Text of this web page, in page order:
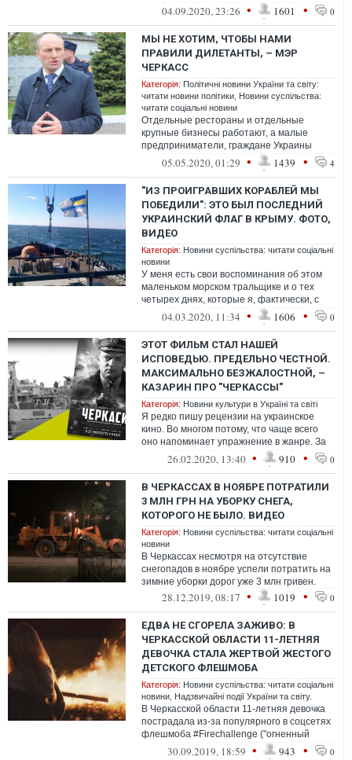
ночевать под навесом на автовокзале.
04.09.2020, 23:26 • 1601 • 0
МЫ НЕ ХОТИМ, ЧТОБЫ НАМИ
ПРАВИЛИ ДИЛЕТАНТЫ, – МЭР
ЧЕРКАСС
Категорія: Політичні новини України та світу:
читати новини політики Новини суспільства:
читати соціальні новини
Отдельные рестораны и отдельные
крупные бизнесы работают, а малые
предприниматели, граждане Украины
должны в этот период оставаться дома, не
05.05.2020, 01:29 • 1439 • 4
"ИЗ ПРОИГРАВШИХ КОРАБЛЕЙ МЫ
ПОБЕДИЛИ": ЭТО БЫЛ ПОСЛЕДНИЙ
УКРАИНСКИЙ ФЛАГ В КРЫМУ. ФОТО,
ВИДЕО
Категорія: Новини суспільства: читати соціальні
новини
У меня есть свои воспоминания об этом
маленьком морском тральщике и о тех
четырех днях, которые я, фактически, с
ним прожила. Они там, а я в редакции
04.03.2020, 11:34 • 1606 • 0
ЭТОТ ФИЛЬМ СТАЛ НАШЕЙ
ИСПОВЕДЬЮ. ПРЕДЕЛЬНО ЧЕСТНОЙ.
МАКСИМАЛЬНО БЕЗЖАЛОСТНОЙ, –
КАЗАРИН ПРО "ЧЕРКАССЫ"
Категорія: Новини культури в Україні та світі
Я редко пишу рецензии на украинское
кино. Во многом потому, что чаще всего
оно напоминает упражнение в жанре. За
последние полгода я посмотрел упражне...
26.02.2020, 13:40 • 910 • 0
В ЧЕРКАССАХ В НОЯБРЕ ПОТРАТИЛИ
3 МЛН ГРН НА УБОРКУ СНЕГА,
КОТОРОГО НЕ БЫЛО. ВИДЕО
Категорія: Новини суспільства: читати соціальні
новини
В Черкассах несмотря на отсутствие
снегопадов в ноябре успели потратить на
зимние уборки дорог уже 3 млн гривен.
28.12.2019, 08:17 • 1019 • 0
ЕДВА НЕ СГОРЕЛА ЗАЖИВО: В
ЧЕРКАССКОЙ ОБЛАСТИ 11-ЛЕТНЯЯ
ДЕВОЧКА СТАЛА ЖЕРТВОЙ ЖЕСТОГО
ДЕТСКОГО ФЛЕШМОБА
Категорія: Новини суспільства: читати соціальні
новини Надзвичайні події України та світу.
В Черкасской области 11-летняя девочка
пострадала из-за популярного в соцсетях
флешмоба #Firechallenge ("огненный
челлендж").30.09.2019, 18:59 • 943 • 0